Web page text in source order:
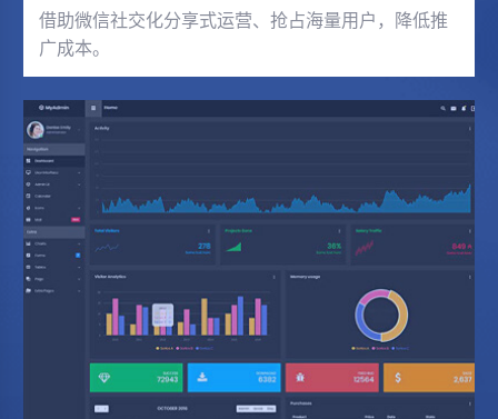
借助微信社交化分享式运营、抢占海量用户，降低推
广成本。